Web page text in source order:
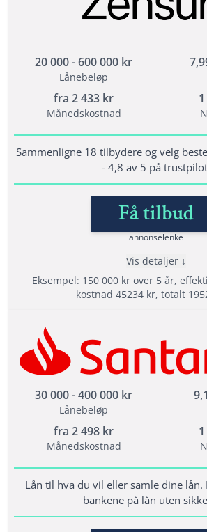
Opptil 800 000 i lån til refinansiering
Alder: 20 år
Kunne dokumentere fast inntekt
inkassosaker
Nedbetalingstid: 1 - 15 år
Effektiv rente: 10,43% - 36,85%
20 000 - 600 000 kr
Lånebeløp
fra 2 433 kr
Månedskostnad
Sammenligne 18 tilbydere og velg
- 4,8 av 5 på
Få tilbud
annonselenke
Eksempel: 150 000 kr over 5 år,
kostnad 45234 kr, totalt
Vis detaljer
Fordeler
Din søknad går til 15 långivere
Tilbyr refinansiering
Står for ansvarlig utlån
Vilkår
Du er fylt 25 år
Årsinntekt på minst 200 000 kr fra
Ingen saker med inkasso eller
30 000 - 400 000 kr
Lånebeløp
fra 2 498 kr
Månedskostnad
Lån til hva du vil eller samle dine lån.
bankene på lån uten